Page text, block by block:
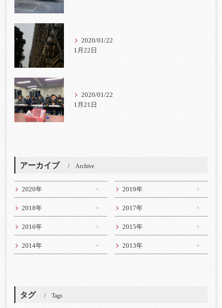
2020/01/22
1月22日
2020/01/22
1月21日
アーカイブ Archive
2020年 2019年
2018年 2017年
2016年 2015年
2014年 2013年
タグ Tags